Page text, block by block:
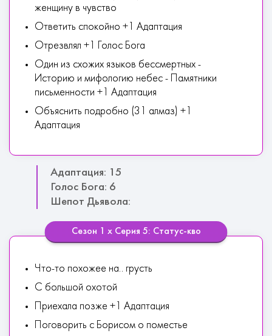
женщину в чувство
Ответить спокойно +1 Адаптация
Отрезвлял +1 Голос Бога
Один из схожих языков бессмертных -
Историю и мифологию небес - Памятники
письменности +1 Адаптация
Объяснить подробно (31 алмаз) +1
Адаптация
Адаптация: 15
Голос Бога: 6
Шепот Дьявола:
Сезон 1 х Серия 5: Статус-кво
Что-то похожее на.. грусть
С большой охотой
Приехала позже +1 Адаптация
Поговорить с Борисом о поместье